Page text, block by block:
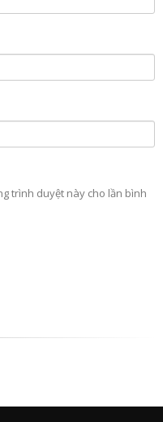
trình duyệt này cho lần bình